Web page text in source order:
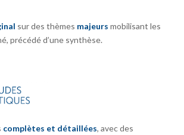
sur des thèmes majeurs mobilisant les
précédé d’une synthèse.
complètes et détaillées, avec des